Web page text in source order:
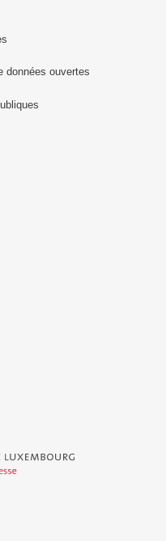
données ouvertes
Luxembourg - Service